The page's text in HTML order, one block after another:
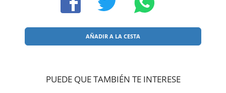
AÑADIR A LA CESTA
PUEDE QUE TAMBIÉN TE INTERESE